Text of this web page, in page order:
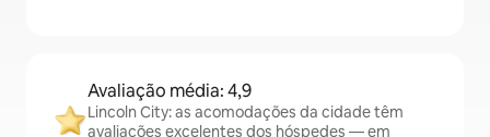
Avaliação média: 4,9
Lincoln City: as acomodações da cidade têm
avaliações excelentes dos hóspedes — em